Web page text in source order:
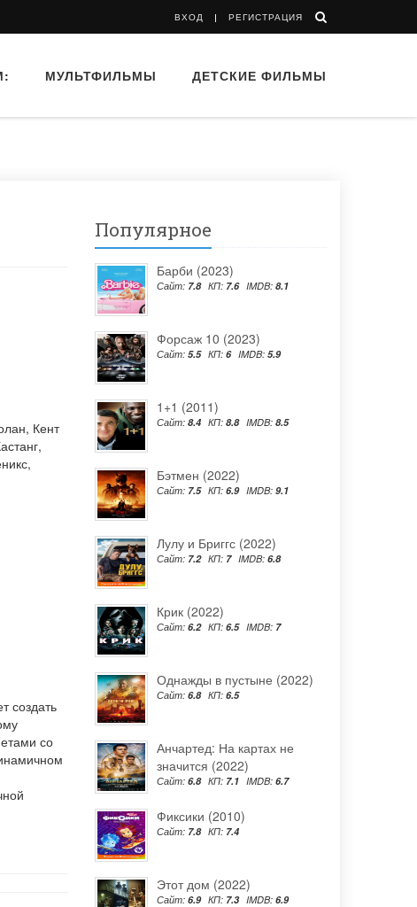
ВХОД РЕГИСТРАЦИЯ
МУЛЬТФИЛЬМЫ ДЕТСКИЕ ФИЛЬМЫ
, Кент
,
,
создать
со
Популярное
Барби (2023)
Сайт: 7.8 КП: 7.6 IMDB: 8.1
Форсаж 10 (2023)
Сайт: 5.5 КП: 6 IMDB: 5.9
1+1 (2011)
Сайт: 8.4 КП: 8.8 IMDB: 8.5
Бэтмен (2022)
Сайт: 7.5 КП: 6.9 IMDB: 9.1
Лулу и Бриггс (2022)
Сайт: 7.2 КП: 7 IMDB: 6.8
Крик (2022)
Сайт: 6.2 КП: 6.5 IMDB: 7
Однажды в пустыне (2022)
Сайт: 6.8 КП: 6.5
Анчартед: На картах не
значится (2022)
Сайт: 6.8 КП: 7.1 IMDB: 6.7
Фиксики (2010)
Сайт: 7.8 КП: 7.4
Этот дом (2022)
Сайт: 6.9 КП: 7.3 IMDB: 6.9